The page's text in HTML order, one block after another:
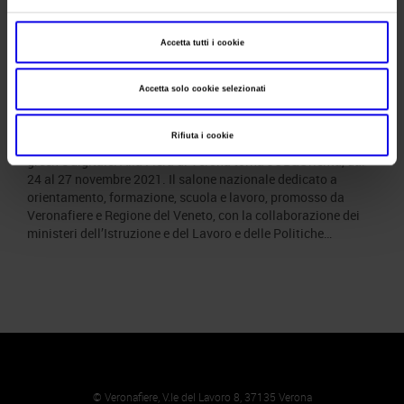
Accetta tutti i cookie
Accetta solo cookie selezionati
Rifiuta i cookie
JOB&Orienta, per i giovani
futuro più green e digitale
Novembre 27th, 2021 byUfficio Stampa Veronafiere
filed underNews.
Tre giornate dedicate ai giovani e al loro futuro, sempre più
green e digitale. Alla Fiera di Verona torna JOB&Orienta, dal
24 al 27 novembre 2021. Il salone nazionale dedicato a
orientamento, formazione, scuola e lavoro, promosso da
Veronafiere e Regione del Veneto, con la collaborazione dei
ministeri dell’Istruzione e del Lavoro e delle Politiche…
© Veronafiere, V.le del Lavoro 8, 37135 Verona